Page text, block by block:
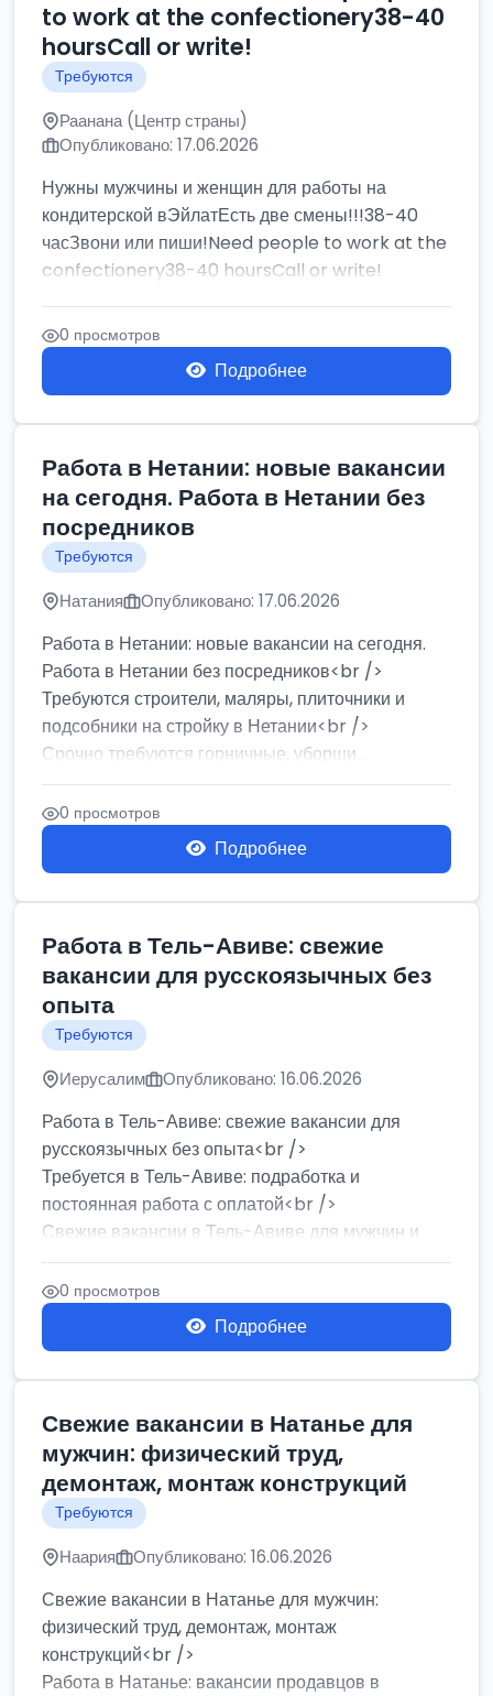
to work at the confectionery38-40
hoursCall or write!
Требуются
Раанана (Центр страны)
Опубликовано: 17.06.2026
Нужны мужчины и женщин для работы на
кондитерской вЭйлатЕсть две смены!!!38-40
часЗвони или пиши!Need people to work at the
confectionery38-40 hoursCall or write!
0 просмотров
Подробнее
Работа в Нетании: новые вакансии
на сегодня. Работа в Нетании без
посредников
Требуются
Натания Опубликовано: 17.06.2026
Работа в Нетании: новые вакансии на сегодня.
Работа в Нетании без посредников<br />
Требуются строители, маляры, плиточники и
подсобники на стройку в Нетании<br />
Срочно требуются горничные, уборщи...
0 просмотров
Подробнее
Работа в Тель-Авиве: свежие
вакансии для русскоязычных без
опыта
Требуются
Иерусалим Опубликовано: 16.06.2026
Работа в Тель-Авиве: свежие вакансии для
русскоязычных без опыта<br />
Требуется в Тель-Авиве: подработка и
постоянная работа с оплатой<br />
Свежие вакансии в Тель-Авиве для мужчин и
женщин от хозя...
0 просмотров
Подробнее
Свежие вакансии в Натанье для
мужчин: физический труд,
демонтаж, монтаж конструкций
Требуются
Наария Опубликовано: 16.06.2026
Свежие вакансии в Натанье для мужчин:
физический труд, демонтаж, монтаж
конструкций<br />
Работа в Натанье: вакансии продавцов в